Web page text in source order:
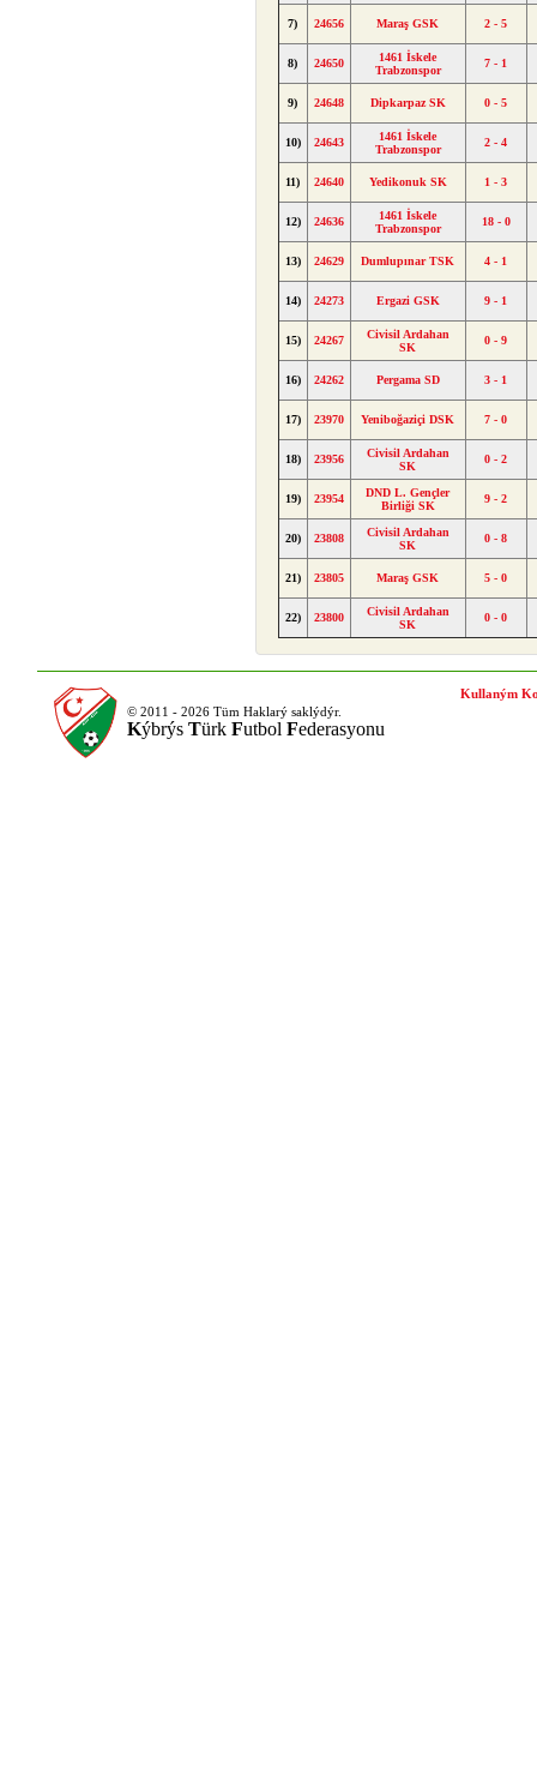
7) 24656 Maraş GSK 2 - 5
8) 24650
1461 İskele
Trabzonspor
7 - 1
9) 24648 Dipkarpaz SK 0 - 5
10) 24643
1461 İskele
Trabzonspor
2 - 4
11) 24640 Yedikonuk SK 1 - 3
12) 24636
1461 İskele
Trabzonspor
18 - 0
13) 24629 Dumlupınar TSK 4 - 1
14) 24273 Ergazi GSK 9 - 1
15) 24267
Civisil Ardahan
SK
0 - 9
16) 24262 Pergama SD 3 - 1
17) 23970 Yeniboğaziçi DSK 7 - 0
18) 23956
Civisil Ardahan
SK
0 - 2
19) 23954
DND L. Gençler
Birliği SK
9 - 2
20) 23808
Civisil Ardahan
SK
0 - 8
21) 23805 Maraş GSK 5 - 0
22) 23800
Civisil Ardahan
SK
0 - 0
© 2011 - 2026 Tüm Haklarý saklýdýr.
Kýbrýs Türk Futbol Federasyonu
Kullaným